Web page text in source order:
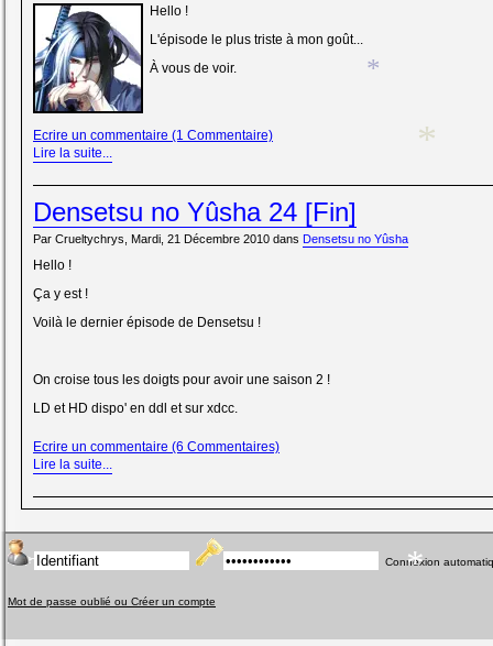
*
Hello !
L'épisode le plus triste à mon goût...
À vous de voir.
Ecrire un commentaire (1 Commentaire)
Lire la suite...
Densetsu no Yûsha 24 [Fin]
Par Crueltychrys, Mardi, 21 Décembre 2010 dans Densetsu no Yûsha
Hello !
Ça y est !
Voilà le dernier épisode de Densetsu !
On croise tous les doigts pour avoir une saison 2 !
LD et HD dispo' en ddl et sur xdcc.
Ecrire un commentaire (6 Commentaires)
Lire la suite...
Connexion
Mot de passe oublié ou Créer un compte